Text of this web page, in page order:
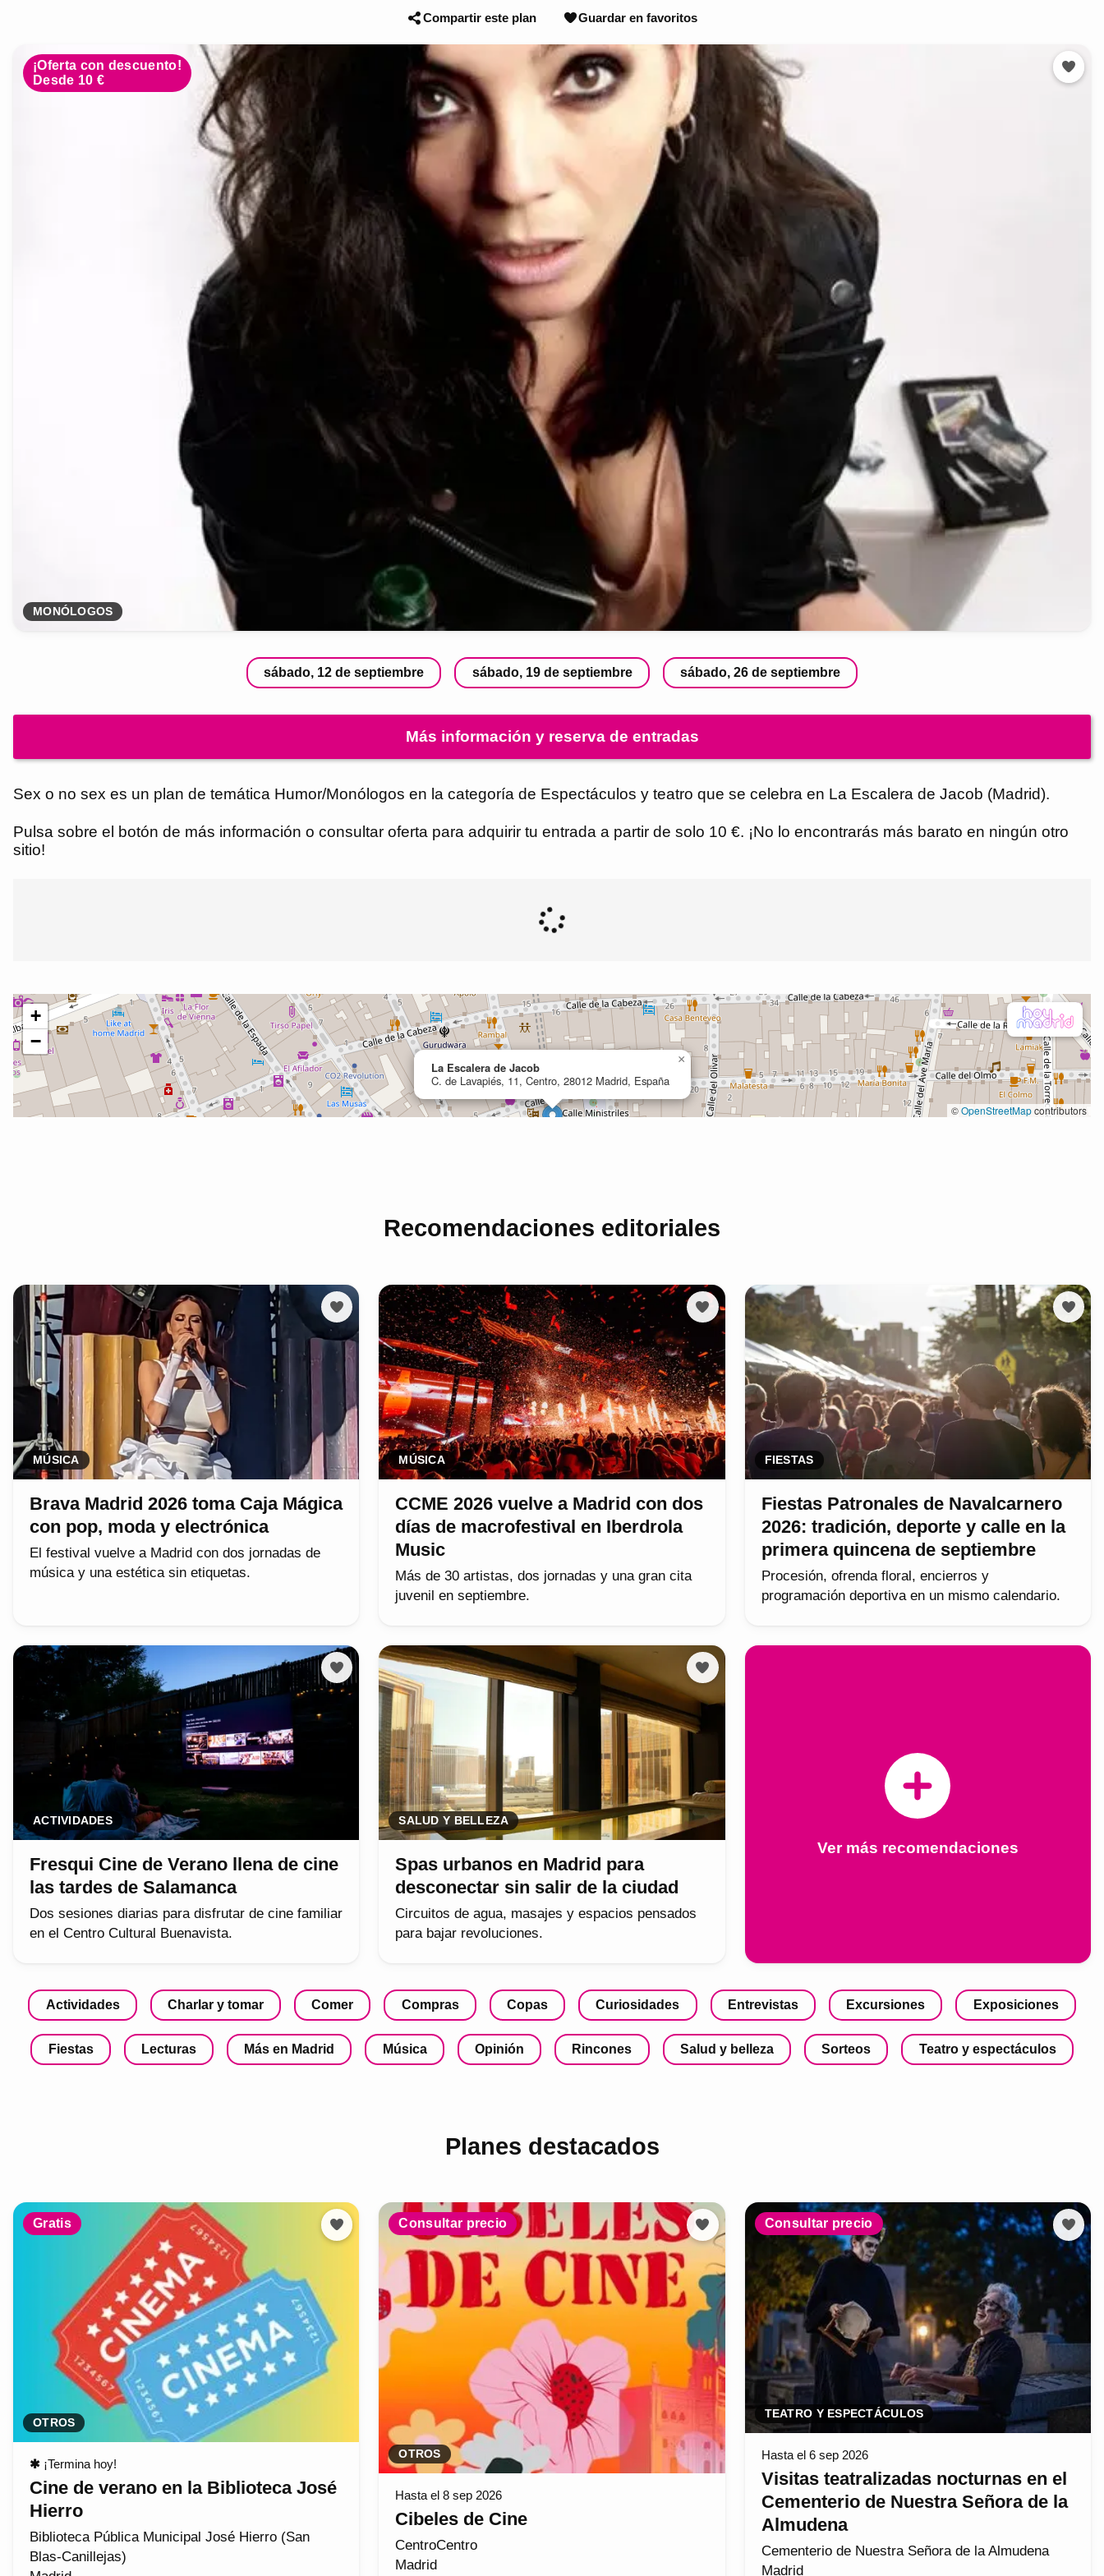
Compartir este plan Guardar en favoritos
¡Oferta con descuento!
Desde 10 €
MONÓLOGOS
sábado, 12 de septiembre sábado, 19 de septiembre sábado, 26 de septiembre
Más información y reserva de entradas
Sex o no sex es un plan de temática Humor/Monólogos en la categoría de Espectáculos y teatro que se celebra en La Escalera de Jacob (Madrid).
Pulsa sobre el botón de más información o consultar oferta para adquirir tu entrada a partir de solo 10 €. ¡No lo encontrarás más barato en ningún otro
sitio!
Recomendaciones editoriales
MÚSICA
Brava Madrid 2026 toma Caja Mágica
con pop, moda y electrónica
El festival vuelve a Madrid con dos jornadas de
música y una estética sin etiquetas.
MÚSICA
CCME 2026 vuelve a Madrid con dos
días de macrofestival en Iberdrola
Music
Más de 30 artistas, dos jornadas y una gran cita
juvenil en septiembre.
FIESTAS
Fiestas Patronales de Navalcarnero
2026: tradición, deporte y calle en la
primera quincena de septiembre
Procesión, ofrenda floral, encierros y
programación deportiva en un mismo calendario.
ACTIVIDADES
Fresqui Cine de Verano llena de cine
las tardes de Salamanca
Dos sesiones diarias para disfrutar de cine familiar
en el Centro Cultural Buenavista.
SALUD Y BELLEZA
Spas urbanos en Madrid para
desconectar sin salir de la ciudad
Circuitos de agua, masajes y espacios pensados
para bajar revoluciones.
Ver más recomendaciones
Actividades Charlar y tomar Comer Compras Copas Curiosidades Entrevistas Excursiones Exposiciones
Fiestas Lecturas Más en Madrid Música Opinión Rincones Salud y belleza Sorteos Teatro y espectáculos
Planes destacados
Gratis
OTROS
✱ ¡Termina hoy!
Cine de verano en la Biblioteca José
Hierro
Biblioteca Pública Municipal José Hierro (San
Blas-Canillejas)
Consultar precio
OTROS
Hasta el 8 sep 2026
Cibeles de Cine
CentroCentro
Madrid
Consultar precio
TEATRO Y ESPECTÁCULOS
Hasta el 6 sep 2026
Visitas teatralizadas nocturnas en el
Cementerio de Nuestra Señora de la
Almudena
Cementerio de Nuestra Señora de la Almudena
Madrid